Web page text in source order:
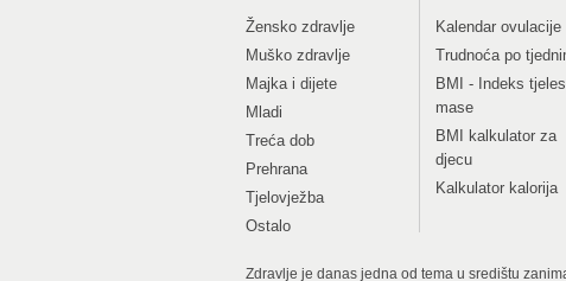
Žensko zdravlje
Muško zdravlje
Majka i dijete
Mladi
Treća dob
Prehrana
Tjelovježba
Ostalo
Kalendar ovulacije
Trudnoća po
BMI - Indeks
mase
BMI kalkulator za
djecu
Kalkulator kalorija
Zdravlje je danas jedna od tema u središtu